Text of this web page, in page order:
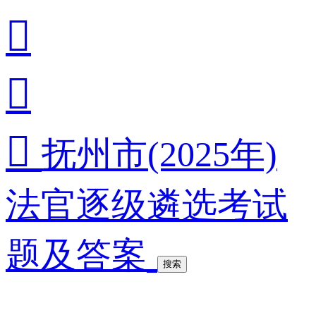


 抚州市(2025年)
法官逐级遴选考试
题及答案
搜索